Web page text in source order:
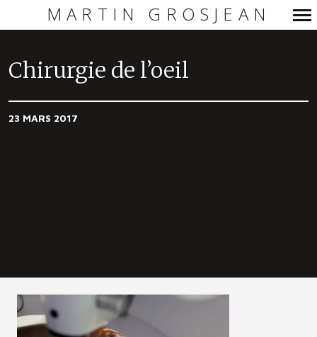
principale
MARTIN GROSJEAN
Chirurgie de l’oeil
23 MARS 2017